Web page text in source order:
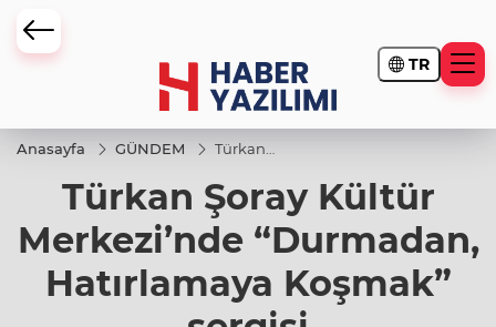
TR
Anasayfa GÜNDEM
Türkan
Merkezi’nde
“Durmadan,
Hatırlamaya
Koşmak”
sergisi
Türkan Şoray Kültür
Merkezi’nde “Durmadan,
Hatırlamaya Koşmak”